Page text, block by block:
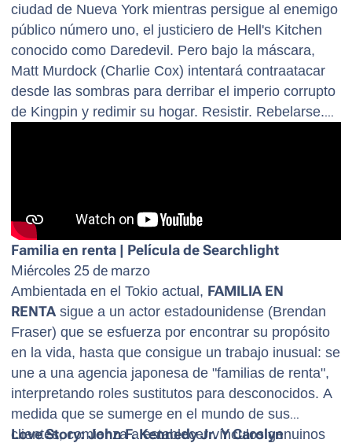
ciudad de Nueva York mientras persigue al enemigo
público número uno, el justiciero de Hell's Kitchen
conocido como Daredevil. Pero bajo la máscara,
Matt Murdock (Charlie Cox) intentará contraatacar
desde las sombras para derribar el imperio corrupto
de Kingpin y redimir su hogar. Resistir. Rebelarse.
Familia en renta | Película de Searchlight
Miércoles 25 de marzo
Ambientada en el Tokio actual, FAMILIA EN
RENTA sigue a un actor estadounidense (Brendan
Fraser) que se esfuerza por encontrar su propósito
en la vida, hasta que consigue un trabajo inusual: se
une a una agencia japonesa de "familias de renta",
interpretando roles sustitutos para desconocidos. A
medida que se sumerge en el mundo de sus
clientes, comienza a establecer vínculos genuinos
Love Story: John F. Kennedy Jr. Y Carolyn